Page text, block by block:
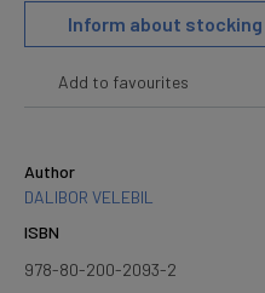
Inform about stocking
Add to favourites
Author
DALIBOR VELEBIL
ISBN
978-80-200-2093-2